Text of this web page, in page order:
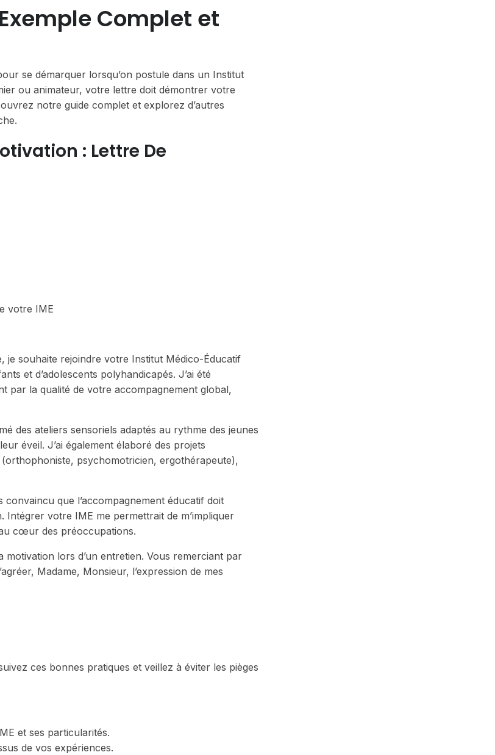
Complet et
se démarquer lorsqu’on postule dans un Institut
ou animateur, votre lettre doit démontrer votre
notre guide complet et explorez d’autres
: Lettre De
votre IME
je souhaite rejoindre votre Institut Médico-Éducatif
et d’adolescents polyhandicapés. J’ai été
par la qualité de votre accompagnement global,
des ateliers sensoriels adaptés au rythme des jeunes
éveil. J’ai également élaboré des projets
psychomotricien, ergothérapeute),
convaincu que l’accompagnement éducatif doit
votre IME me permettrait de m’impliquer
cœur des préoccupations.
lors d’un entretien. Vous remerciant par
Madame, Monsieur, l’expression de mes
ces bonnes pratiques et veillez à éviter les pièges
et ses particularités.
de vos expériences.